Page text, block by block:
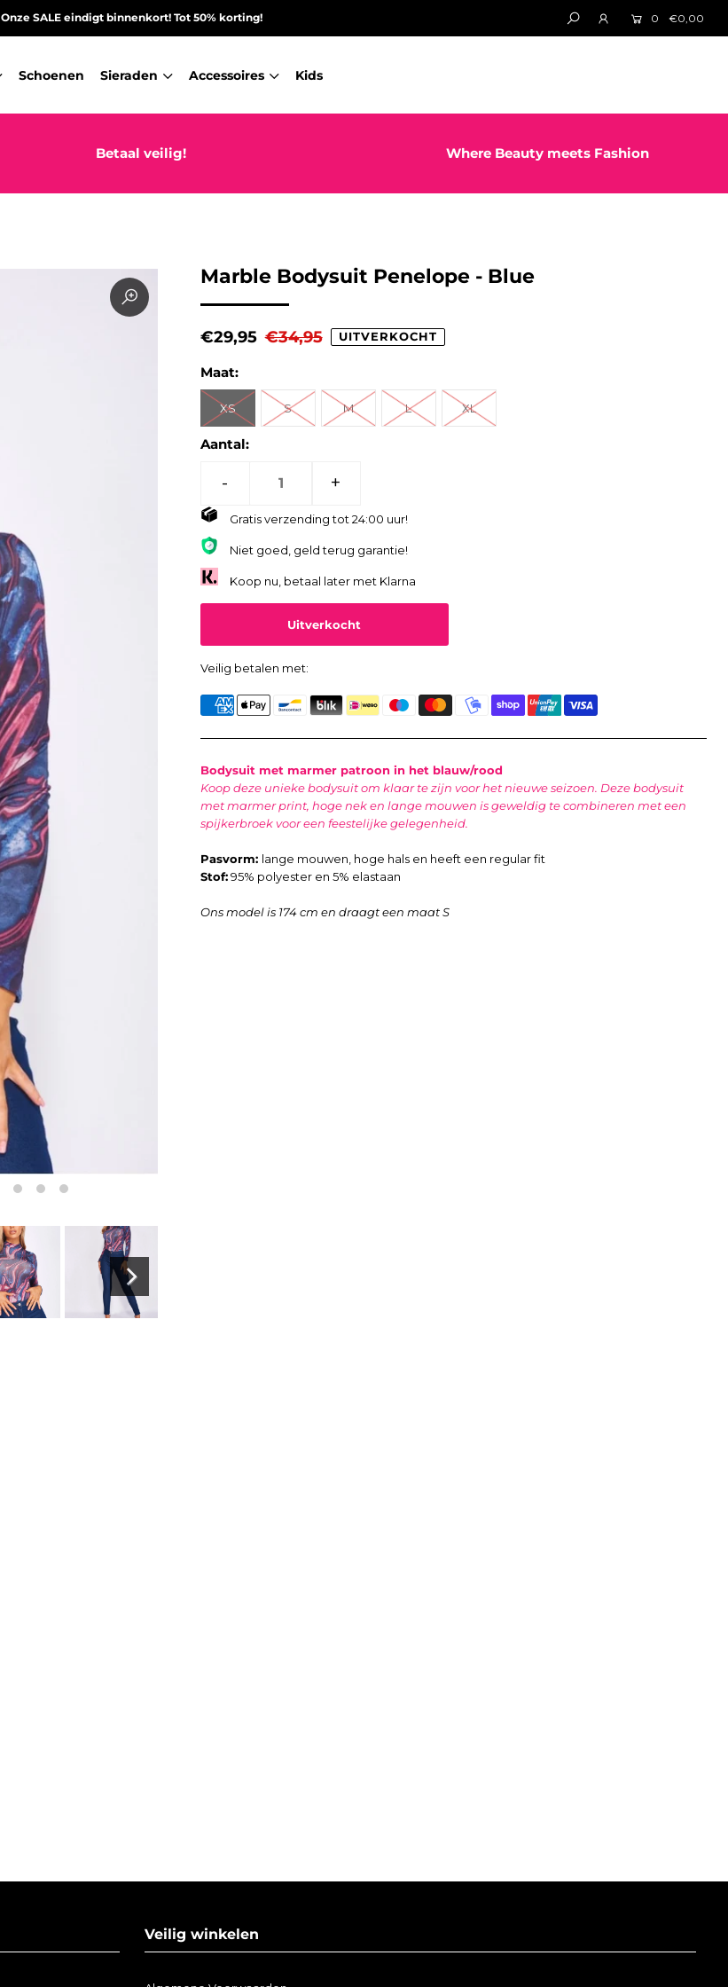
Onze SALE eindigt binnenkort! Tot 50% korting! 0 €0,00
Schoenen Sieraden Accessoires Kids
Betaal veilig! Where Beauty meets Fashion
Marble Bodysuit Penelope - Blue
€29,95 €34,95 UITVERKOCHT
Maat:
XS S M L XL
Aantal:
- +
Gratis verzending tot 24:00 uur!
Niet goed, geld terug garantie!
Koop nu, betaal later met Klarna
Veilig betalen met:
Bodysuit met marmer patroon in het blauw/rood
Koop deze unieke bodysuit om klaar te zijn voor het nieuwe seizoen. Deze bodysuit
met marmer print, hoge nek en lange mouwen is geweldig te combineren met een
spijkerbroek voor een feestelijke gelegenheid.
Pasvorm: lange mouwen, hoge hals en heeft een regular fit
Stof:95% polyester en 5% elastaan
Ons model is 174 cm en draagt een maat S
Veilig winkelen